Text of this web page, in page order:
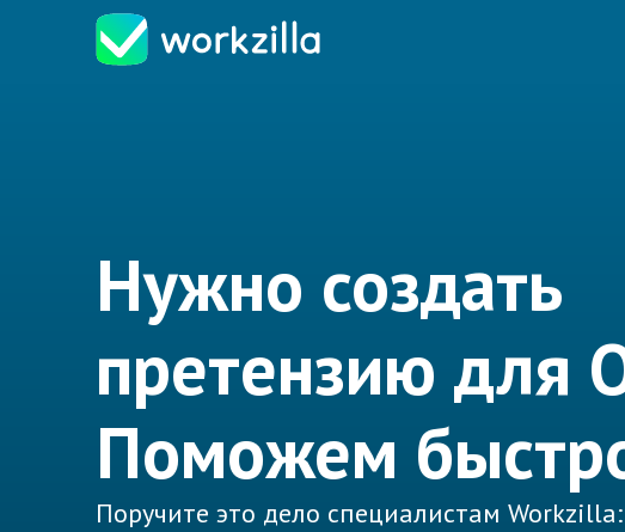
Нужно создать
претензию для
Поможем
Поручите это дело специалистам